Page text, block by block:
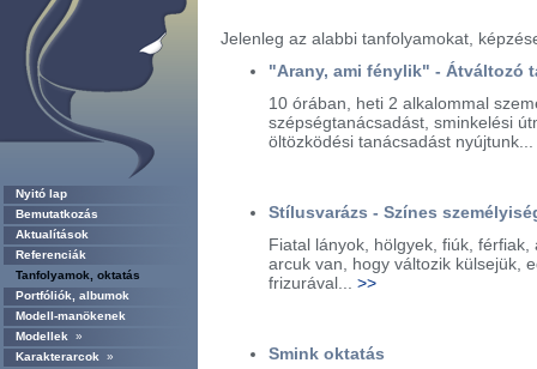
Nyitó lap
Bemutatkozás
Aktualítások
Referenciák
Tanfolyamok, oktatás
Portfóliók, albumok
Modell-manökenek
Modellek »
Karakterarcok »
Jelenleg az alabbi tanfolyamokat,
"Arany, ami fénylik" - Átváltozó
10 órában, heti 2 alkalommal
szépségtanácsadást, sminkelési
öltözködési tanácsadást nyújtunk...
Stílusvarázs - Színes
Fiatal lányok, hölgyek, fiúk,
arcuk van, hogy változik külsejük,
frizurával... >>
Smink oktatás